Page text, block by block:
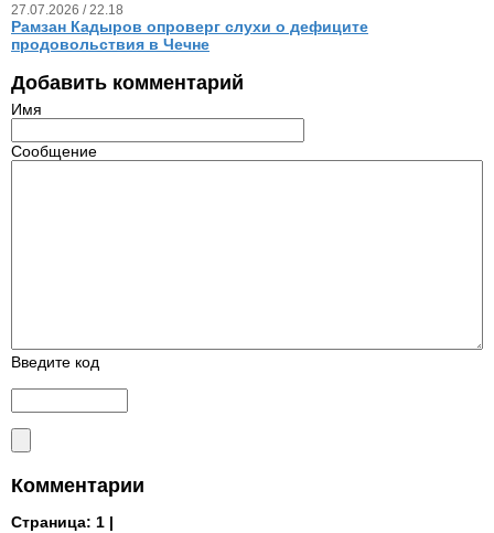
27.07.2026 / 22.18
Рамзан Кадыров опроверг слухи о дефиците
продовольствия в Чечне
Добавить комментарий
Имя
Сообщение
Введите код
Комментарии
Страница: 1 |